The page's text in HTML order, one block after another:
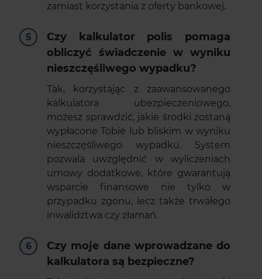
zamiast korzystania z oferty bankowej.
Czy kalkulator polis pomaga
obliczyć świadczenie w wyniku
nieszczęśliwego wypadku?
Tak, korzystając z zaawansowanego
kalkulatora ubezpieczeniowego,
możesz sprawdzić, jakie środki zostaną
wypłacone Tobie lub bliskim w wyniku
nieszczęśliwego wypadku. System
pozwala uwzględnić w wyliczeniach
umowy dodatkowe, które gwarantują
wsparcie finansowe nie tylko w
przypadku zgonu, lecz także trwałego
inwalidztwa czy złamań.
Czy moje dane wprowadzane do
kalkulatora są bezpieczne?